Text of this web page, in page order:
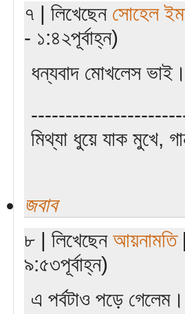
৭ | লিখেছেন সোহেল
- ১:৪২পূর্বাহ্ন)
ধন্যবাদ মোখলেস
মিথ্যা ধুয়ে যাক মুখে,
জবাব
৮ | লিখেছেন আয়নামতি
৯:৫৩পূর্বাহ্ন)
এ পর্বটাও পড়ে